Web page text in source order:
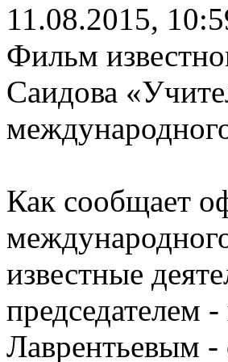
11.08.2015,
Фильм
Саидова
Как сообщает
известные
председателем
Лаврентьевым -